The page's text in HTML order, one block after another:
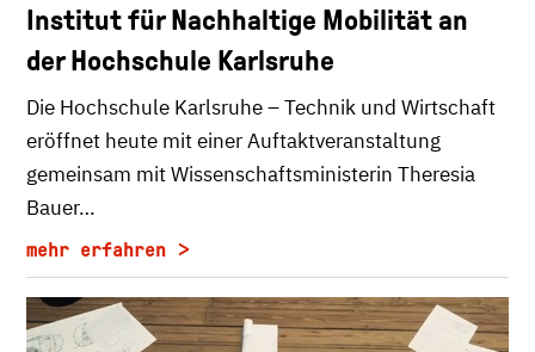
Institut für Nachhaltige Mobilität an
der Hochschule Karlsruhe
Die Hochschule Karlsruhe – Technik und Wirtschaft
eröffnet heute mit einer Auftaktveranstaltung
gemeinsam mit Wissenschaftsministerin Theresia
Bauer…
mehr erfahren